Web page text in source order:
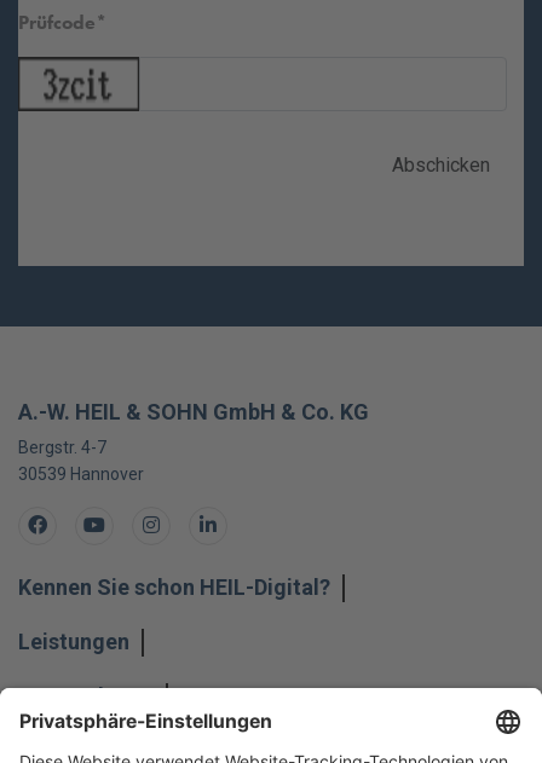
Prüfcode
Abschicken
A.-W. HEIL & SOHN GmbH & Co. KG
Bergstr. 4-7
30539 Hannover
FacebookYoutubeInstagramLinkedIn
Kennen Sie schon HEIL-Digital?
Leistungen
Unternehmen